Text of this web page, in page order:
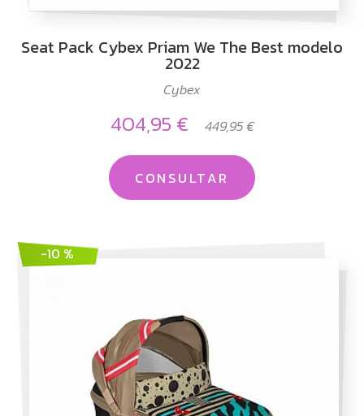
Seat Pack Cybex Priam We The Best modelo
2022
Cybex
404,95 € 449,95 €
CONSULTAR
-10 %